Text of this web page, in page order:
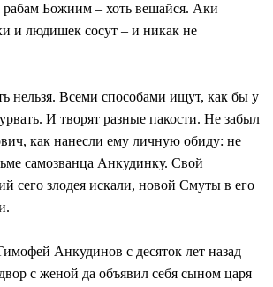
рабам Божиим – хоть вешайся. Аки
и людишек сосут – и никак не
нельзя. Всеми способами ищут, как бы у
И творят разные пакости. Не забыл
как нанесли ему личную обиду: не
самозванца Анкудинку. Свой
сего злодея искали, новой Смуты в его
Анкудинов с десяток лет назад
с женой да объявил себя сыном царя